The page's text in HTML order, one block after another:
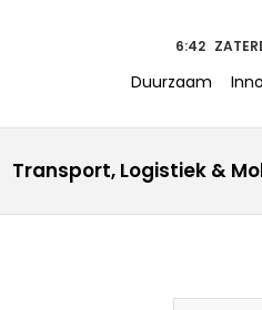
6 42
Duurzaam
Transport, Logistiek &